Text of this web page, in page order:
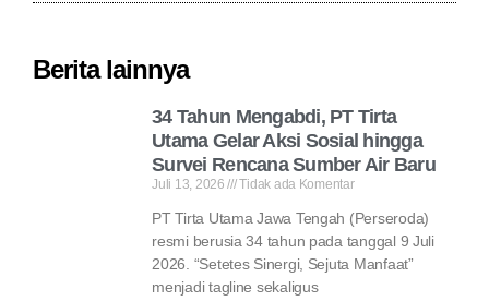
Berita lainnya
34 Tahun Mengabdi, PT Tirta
Utama Gelar Aksi Sosial hingga
Survei Rencana Sumber Air Baru
Juli 13, 2026 Tidak ada Komentar
PT Tirta Utama Jawa Tengah (Perseroda)
resmi berusia 34 tahun pada tanggal 9 Juli
2026. “Setetes Sinergi, Sejuta Manfaat”
menjadi tagline sekaligus